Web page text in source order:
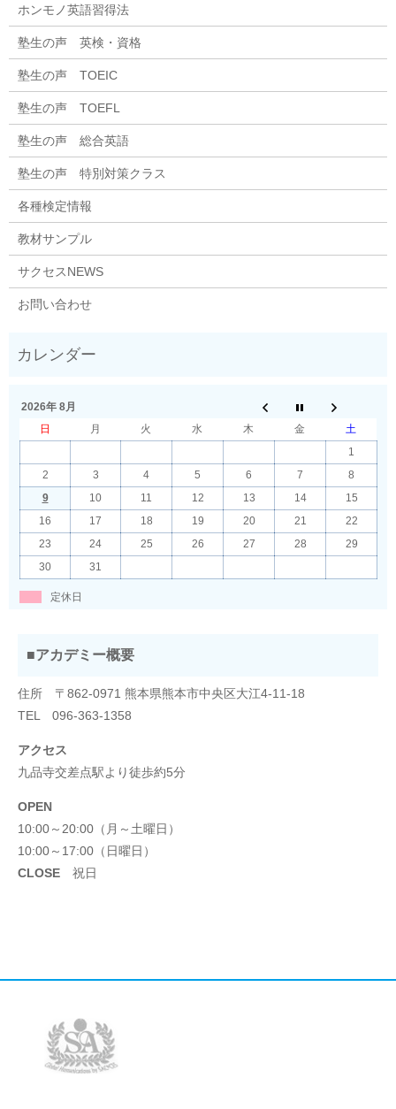
ホンモノ英語習得法
塾生の声 英検・資格
塾生の声 TOEIC
塾生の声 TOEFL
塾生の声 総合英語
塾生の声 特別対策クラス
各種検定情報
教材サンプル
サクセスNEWS
お問い合わせ
2026年 8月
日
月 火 水 木 金
土
1
2
3 4 5 6 7
8
9
10 11 12 13 14
15
16
17 18 19 20 21
22
23
24 25 26 27 28
29
30
31
定休日
■アカデミー概要
住所 〒862-0971 熊本県熊本市中央区大江4-11-18
TEL 096-363-1358
アクセス
九品寺交差点駅より徒歩約5分
OPEN
10:00～20:00（月～土曜日）
10:00～17:00（日曜日）
CLOSE 祝日